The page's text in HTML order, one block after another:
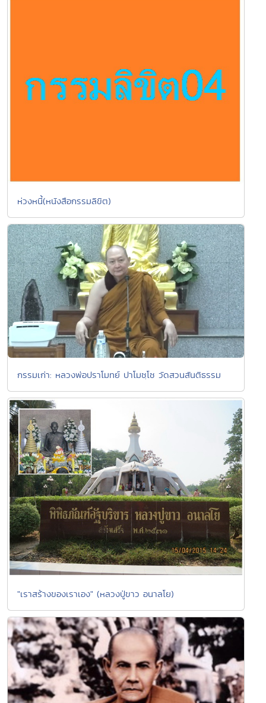
ห่วงหนี้(หนังสือกรรมลิขิต)
กรรมเก่า: หลวงพ่อปราโมทย์ ปาโมชฺโช วัดสวนสันติธรรม
"เราสร้างของเราเอง" (หลวงปู่ขาว อนาลโย)